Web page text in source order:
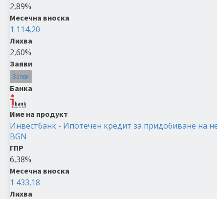
2,89%
Месечна вноска
1 114,20
Лихва
2,60%
Заяви
Заяви
Банка
Име на продукт
Инвестбанк - Ипотечен кредит за придобиване на
BGN
ГПР
6,38%
Месечна вноска
1 433,18
Лихва